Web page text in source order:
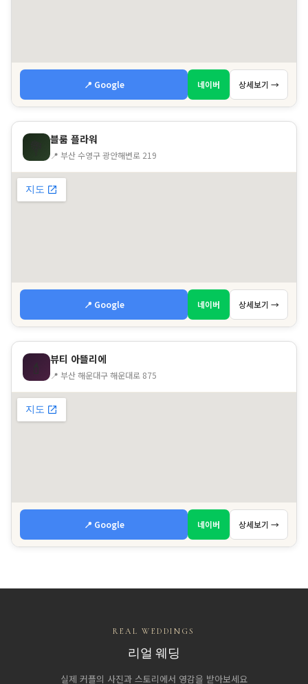
📍 Google 네이버 상세보기 →
블룸 플라워
📍 부산 수영구 광안해변로 219
📍 Google 네이버 상세보기 →
뷰티 아뜰리에
📍 부산 해운대구 해운대로 875
📍 Google 네이버 상세보기 →
REAL WEDDINGS
리얼 웨딩
실제 커플의 사진과 스토리에서 영감을 받아보세요